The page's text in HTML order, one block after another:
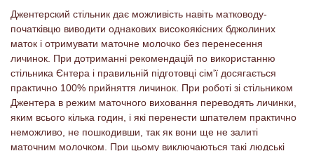
Джентерский стільник дає можливість навіть матководу-
початківцю виводити однакових високоякісних бджолиних
маток і отримувати маточне молочко без перенесення
личинок. При дотриманні рекомендацій по використанню
стільника Єнтера і правильній підготовці сім'ї досягається
практично 100% прийняття личинок. При роботі зі стільником
Джентера в режим маточного виховання переводять личинки,
яким всього кілька годин, і які перенести шпателем практично
неможливо, не пошкодивши, так як вони ще не залиті
маточним молочком. При цьому виключаються такі людські